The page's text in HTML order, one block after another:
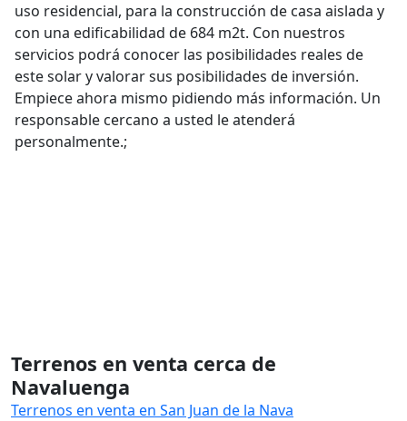
uso residencial, para la construcción de casa aislada y
con una edificabilidad de 684 m2t. Con nuestros
servicios podrá conocer las posibilidades reales de
este solar y valorar sus posibilidades de inversión.
Empiece ahora mismo pidiendo más información. Un
responsable cercano a usted le atenderá
personalmente.;
Terrenos en venta cerca de
Navaluenga
Terrenos en venta en San Juan de la Nava